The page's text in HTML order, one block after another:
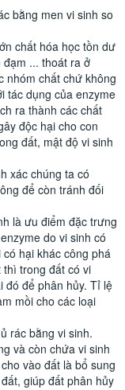
bằng men vi sinh so
chất hóa học tồn dư
... thoát ra ở
nhóm chất chứ không
tác dụng của enzyme
ra thành các chất
độc hại cho con
đất, mật độ vi sinh
xác chúng ta có
để còn tránh đối
là ưu điểm đặc trưng
do vi sinh có
hại khác công phá
thì trong đất có vi
đó để phân hủy. Tỉ lệ
mồi cho các loại
rác bằng vi sinh.
và còn chứa vi sinh
vào đất là bổ sung
giúp đất phân hủy